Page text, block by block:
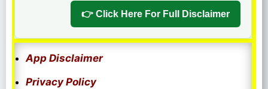
Click Here For Full Disclaimer 👉
App Disclaimer
Privacy Policy